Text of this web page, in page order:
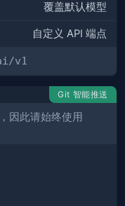
覆盖默认模型
自定义 API 端点
v1
Git 智能推送
因此请始终使用